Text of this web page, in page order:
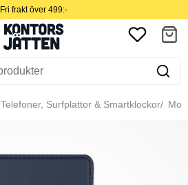
Fri frakt över 499:-
Telefoner, Surfplattor & Smartklockor